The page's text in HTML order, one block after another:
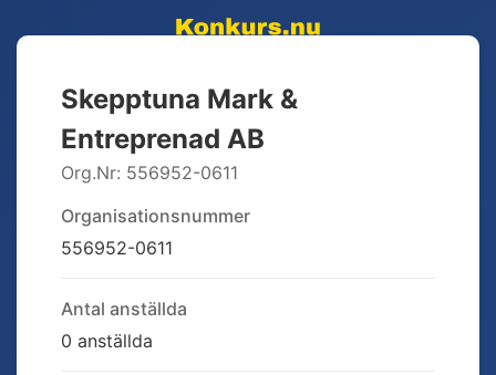
Skepptuna Mark &
Entreprenad AB
Org.Nr: 556952-0611
Organisationsnummer
556952-0611
Antal anställda
0 anställda